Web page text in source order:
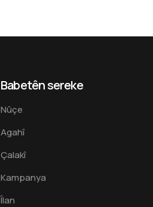
Babetên sereke
Nûçe
Agahî
Çalakî
Kampanya
Îlan